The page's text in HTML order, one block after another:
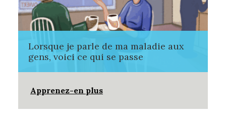
Lorsque je parle de ma maladie aux
gens, voici ce qui se passe
Apprenez-en plus